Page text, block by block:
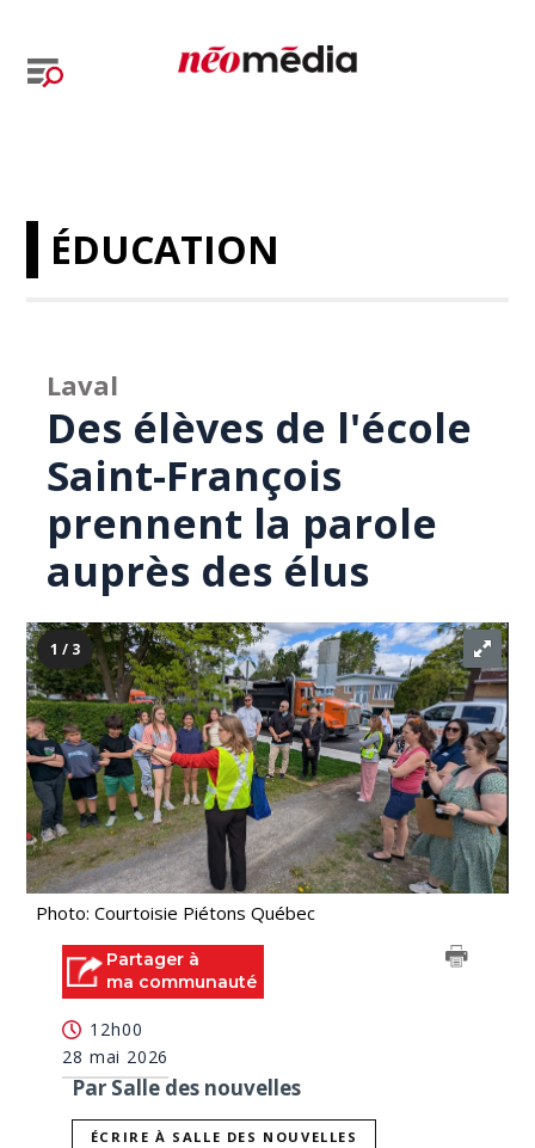
ÉDUCATION
Laval
Des élèves de l'école
Saint-François
prennent la parole
auprès des élus
1 / 3
Photo: Courtoisie Piétons Québec
Partager à
ma communauté
12h00
28 mai 2026
Par Salle des nouvelles
ÉCRIRE À SALLE DES NOUVELLES